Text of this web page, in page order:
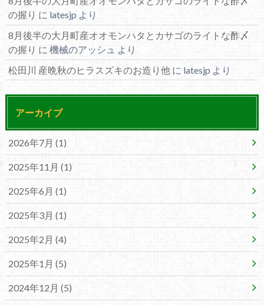
の握り に latesjp より
8月後半の大月町産オオモンハタとカサゴのライトな酢〆
の握り に 機械のアッシュ より
松田川 産晩秋のヒラスズキのお造り他 に latesjp より
アーカイブ
2026年7月 (1)
2025年11月 (1)
2025年6月 (1)
2025年3月 (1)
2025年2月 (4)
2025年1月 (5)
2024年12月 (5)